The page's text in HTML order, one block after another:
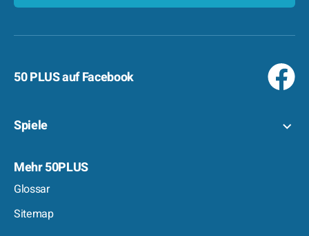
50 PLUS auf Facebook
Spiele
Mehr 50PLUS
Glossar
Sitemap